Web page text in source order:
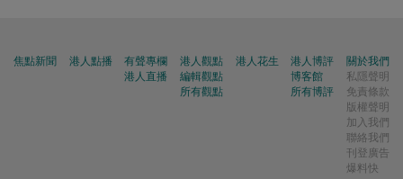
焦點新聞 港人點播
有聲專欄
港人直播
港人觀點
編輯觀點
所有觀點
港人花生
港人博評
博客館
所有博評
關於我們
私隱聲明
免責條款
版權聲明
加入我們
聯絡我們
刊登廣告
爆料快